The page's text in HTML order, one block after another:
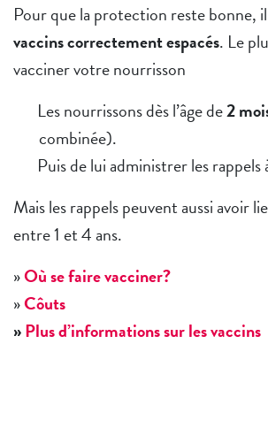
Pour que la protection reste bonne,
vaccins correctement espacés. Le
vacciner votre nourrisson
Les nourrissons dès l’âge de2
combinée).
Puis de lui administrer les rappels
Mais les rappels peuvent aussi avoir
entre 1 et 4 ans.
»Où se faire vacciner?
»Côuts
»Plus d’informations sur les vaccins